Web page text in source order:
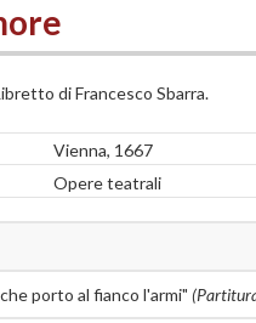
di Francesco Sbarra.
Vienna, 1667
Opere teatrali
porto al fianco l'armi"